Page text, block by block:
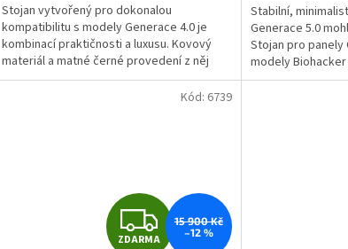
Stojan vytvořený pro dokonalou
kompatibilitu s modely Generace 4.0 je
kombinací praktičnosti a luxusu. Kovový
materiál a matné černé provedení z něj
dělají nejen perfektní...
Stabilní,
Generace 5.0
Stojan pro panely
modely
kompatibilní s...
Z
ZDARMA
15 900 Kč
–12 %
Kód: 6739